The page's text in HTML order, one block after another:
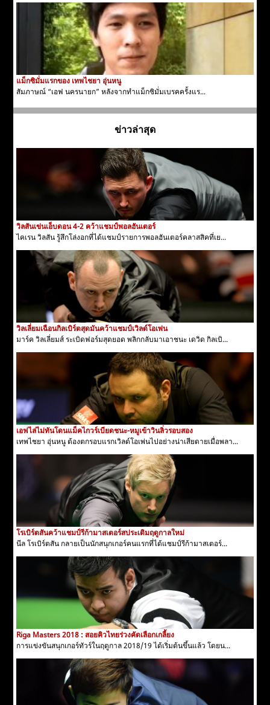
แม็กซิมั่มแรกของ เทพไชยา อุ่นหนู
สัมภาษณ์ “เอฟ นครนายก” หลังจากทำแม็กซิมั่มเบรคครั้งแร...
ข่าวล่าสุด
วิลสันเข่นเอ็บดอน 4-2 คว้าแชมป์พอลฮันเตอร์
ไคเรน วิลสัน รู้สึกโล่งอกที่ได้แชมป์รายการพอลฮันเตอร์คลาสสิคที่เย...
วิลเลี่ยมเฉือนกิลเบิร์ตสุดมันคว้าแชมป์เวิลด์โอเพ่น
มาร์ค วิลเลี่ยมส์ ระเบิดฟอร์มสุดยอด พลิกกลับมาเอาชนะ เดวิด กิลเบิ...
เอฟไล่ไม่ทันโดนแม็คไกวร์เบียดชนะ-หมูเข้าวินลิ่วรอบสอง
เทพไชยา อุ่นหนู ต้องตกรอบแรกเวิลด์โอเพ่นไปอย่างน่าเสียดายเมื่อพลา...
โรเบิร์ตสันคว้าแชมป์รีก้ามาสเตอร์สประเดิมฤดูกาลใหม่
นีล โรเบิร์ตสัน กลายเป็นนักสนุกเกอร์คนแรกที่ได้แชมป์รีก้ามาสเตอร์...
Riga Masters 2018 : สอยคิวไทยร่วงคัดเลือกเกลี้ยง
การแข่งขันสนุกเกอร์ทัวร์ในฤดูกาล 2018/19 ได้เริ่มต้นขึ้นแล้ว โดยน...